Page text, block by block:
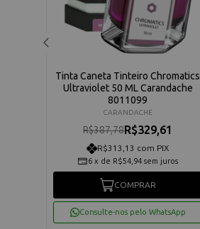
Tinta Caneta Tinteiro Chromatics
Ultraviolet 50 ML Carandache
8011099
CARANDACHE
R$387,78R$329,61
R$313,13 com PIX
6 x de R$54,94 sem juros
COMPRAR
Consulte-nos pelo WhatsApp